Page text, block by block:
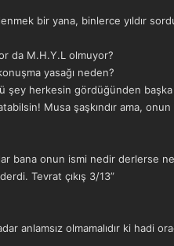
bir yana, binlerce yıldır
da M.H.Y.L olmuyor?
yasağı neden?
şey herkesin gördüğünden
Musa şaşkındır ama,
bana onun ismi nedir derlerse
Tevrat çıkış 3/13”
anlamsız olmamalıdır ki hadi